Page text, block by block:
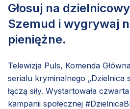
Głosuj na
Szemud i wygrywaj
pieniężne.
Telewizja Puls, Komenda
serialu kryminalnego „Dzielnica
łączą siły. Wystartowała
kampanii społecznej